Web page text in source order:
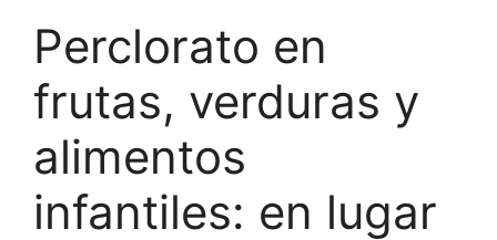
Perclorato en
frutas, verduras y
alimentos
infantiles: en lugar